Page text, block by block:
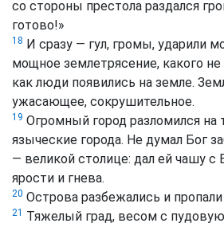
со стороны престола раздался
готово!»
18 И сразу — гул, громы, ударили
мощное землетрясение, какого
как люди появились на земле.
ужасающее, сокрушительное.
19 Огромный город разломился на
языческие города. Не думал Бог
— великой столице: дал ей чашу
ярости и гнева.
20 Острова разбежались и
21 Тяжелый град, весом с